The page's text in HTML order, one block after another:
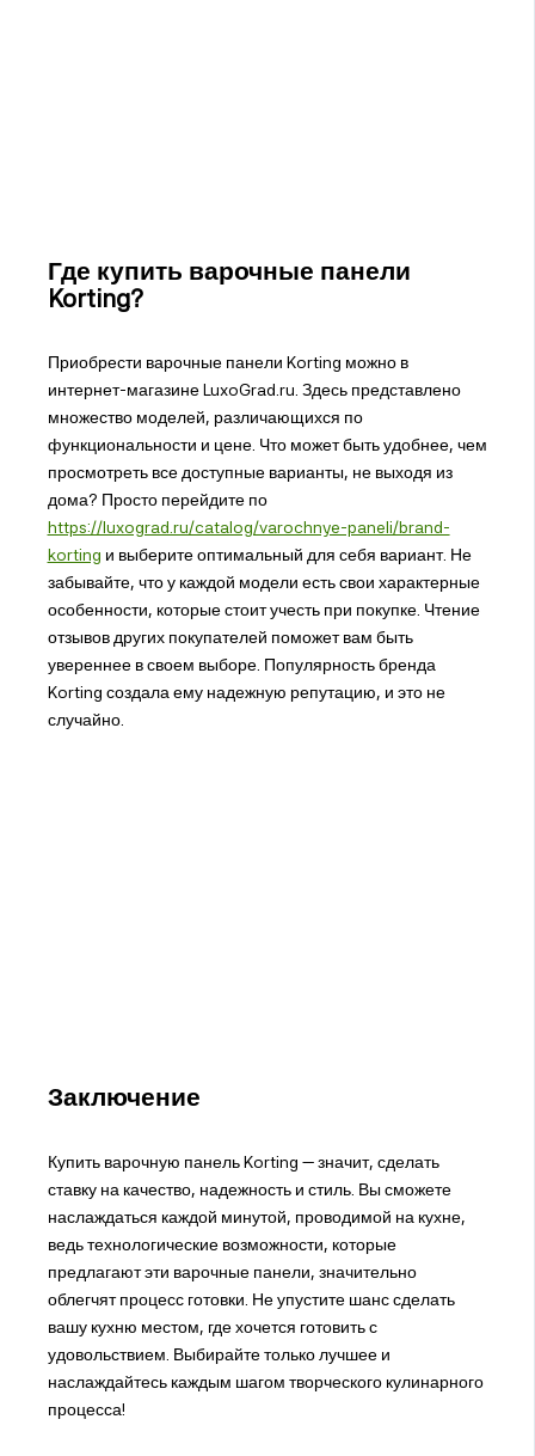
Где купить варочные панели
Korting?
Приобрести варочные панели Korting можно в
интернет-магазине LuxoGrad.ru. Здесь представлено
множество моделей, различающихся по
функциональности и цене. Что может быть удобнее, чем
просмотреть все доступные варианты, не выходя из
дома? Просто перейдите по
https://luxograd.ru/catalog/varochnye-paneli/brand-
korting и выберите оптимальный для себя вариант. Не
забывайте, что у каждой модели есть свои характерные
особенности, которые стоит учесть при покупке. Чтение
отзывов других покупателей поможет вам быть
увереннее в своем выборе. Популярность бренда
Korting создала ему надежную репутацию, и это не
случайно.
Заключение
Купить варочную панель Korting — значит, сделать
ставку на качество, надежность и стиль. Вы сможете
наслаждаться каждой минутой, проводимой на кухне,
ведь технологические возможности, которые
предлагают эти варочные панели, значительно
облегчят процесс готовки. Не упустите шанс сделать
вашу кухню местом, где хочется готовить с
удовольствием. Выбирайте только лучшее и
наслаждайтесь каждым шагом творческого кулинарного
процесса!